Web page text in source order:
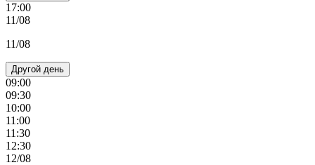
17:00
11/08
11/08
Другой день
09:00
09:30
10:00
11:00
11:30
12:30
12/08